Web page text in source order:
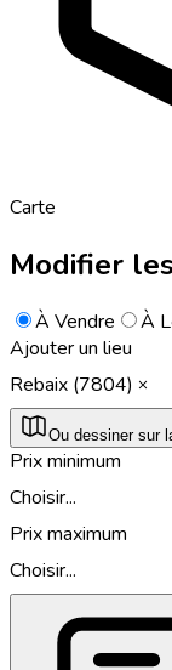
Carte
Modifier
À Vendre
À
Ajouter un lieu
Rebaix (7804)
Ou dessiner sur
Prix minimum
Choisir...
Prix maximum
Choisir...